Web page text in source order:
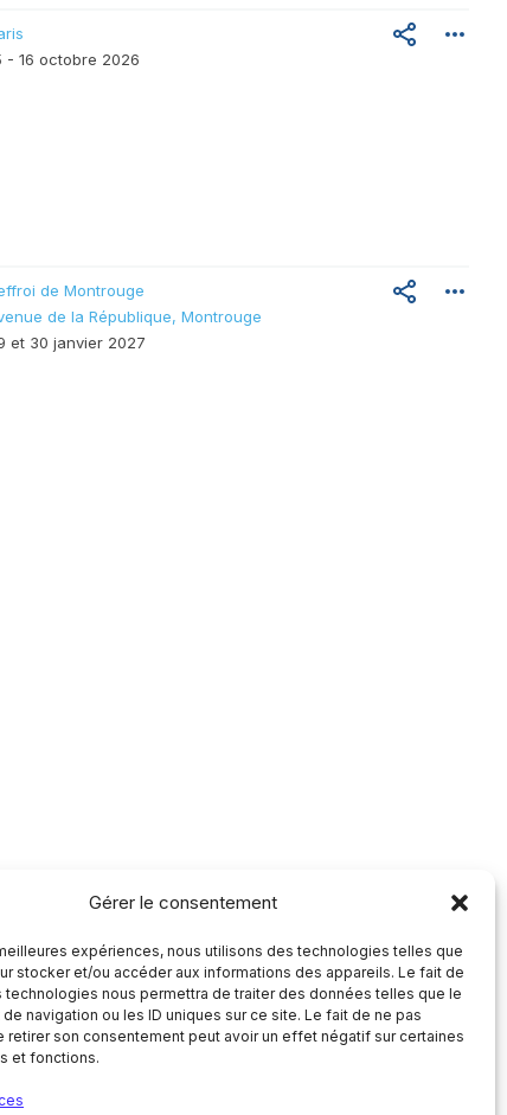
Gérer le consentement
expériences, nous utilisons des technologies telles que
stocker et/ou accéder aux informations des appareils. Le fait de
technologies nous permettra de traiter des données telles que le
navigation ou les ID uniques sur ce site. Le fait de ne pas
retirer son consentement peut avoir un effet négatif sur certaines
et fonctions.
- 16 octobre 2026
de Montrouge
de la République, Montrouge
et 30 janvier 2027